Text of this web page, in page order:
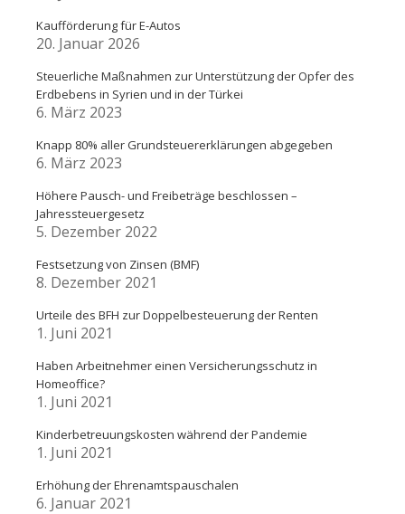
Kaufförderung für E-Autos
20. Januar 2026
Steuerliche Maßnahmen zur Unterstützung der Opfer des
Erdbebens in Syrien und in der Türkei
6. März 2023
Knapp 80% aller Grundsteuererklärungen abgegeben
6. März 2023
Höhere Pausch- und Freibeträge beschlossen –
Jahressteuergesetz
5. Dezember 2022
Festsetzung von Zinsen (BMF)
8. Dezember 2021
Urteile des BFH zur Doppelbesteuerung der Renten
1. Juni 2021
Haben Arbeitnehmer einen Versicherungsschutz in
Homeoffice?
1. Juni 2021
Kinderbetreuungskosten während der Pandemie
1. Juni 2021
Erhöhung der Ehrenamtspauschalen
6. Januar 2021